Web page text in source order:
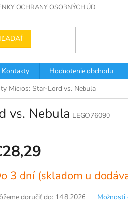
OCHRANY OSOBNÝCH ÚDAJOV
Kontakty
Hodnotenie obchodu
Micros: Star-Lord vs. Nebula
vs. Nebula LEGO76090
3 dní (skladom u
doručiť do: 14.8.2026 Možnosti